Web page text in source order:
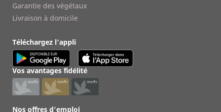
Garantie des végétaux
Livraison à domicile
Téléchargez l'appli
Vos avantages fidélité
Nos offres d'emploi